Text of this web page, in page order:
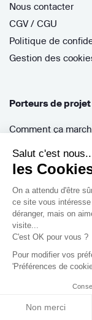
Salut c'est
les
On a attendu d'être
ce site vous
déranger, mais on
visite...
C'est OK pour vous ?
Pour modifier vos
'Préférences de
Non merci
Nous contacter
CGV / CGU
Politique de
Gestion des
Porteurs de projet
Comment ça
Mission de conseil
S'inscrire
Nos architectes
Nos guides
Nos réalisations
Nos avis